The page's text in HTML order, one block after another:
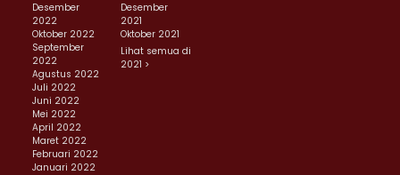
Desember
2022
Oktober 2022
September
2022
Agustus 2022
Juli 2022
Juni 2022
Mei 2022
April 2022
Maret 2022
Februari 2022
Januari 2022
Desember
2021
Oktober 2021
Lihat semua di
2021 >